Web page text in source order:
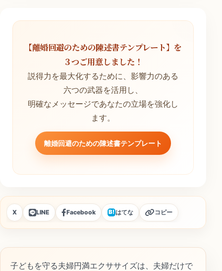
【離婚回避のための陳述書テンプレート】を
３つご用意しました！
説得力を最大化するために、影響力のある
六つの武器を活用し、
明確なメッセージであなたの立場を強化し
ます。
離婚回避のための陳述書テンプレート
X LINE Facebook B!はてな コピー
子どもを守る夫婦円満エクササイズは、夫婦だけで